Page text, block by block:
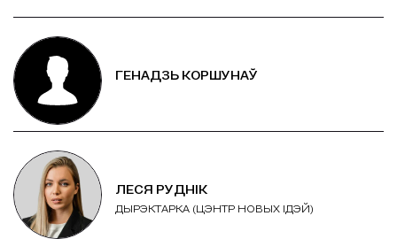
ГЕНАДЗЬ КОРШУНАЎ
ЛЕСЯ РУДНІК
ДЫРЭКТАРКА (ЦЭНТР НОВЫХ ІДЭЙ)